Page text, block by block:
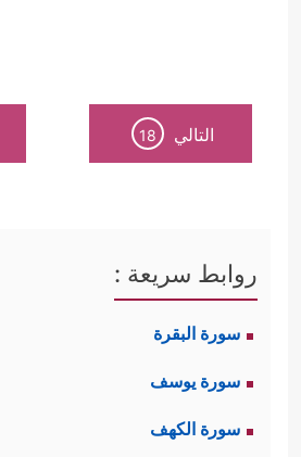
التالي 18
روابط سريعة :
سورة البقرة
سورة يوسف
سورة الكهف